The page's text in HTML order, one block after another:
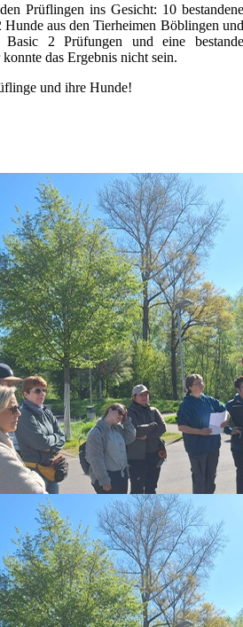
Prüflingen ins Gesicht: 10 bestandene
aus den Tierheimen Böblingen und
Basic 2 Prüfungen und eine bestande
das Ergebnis nicht sein.
und ihre Hunde!